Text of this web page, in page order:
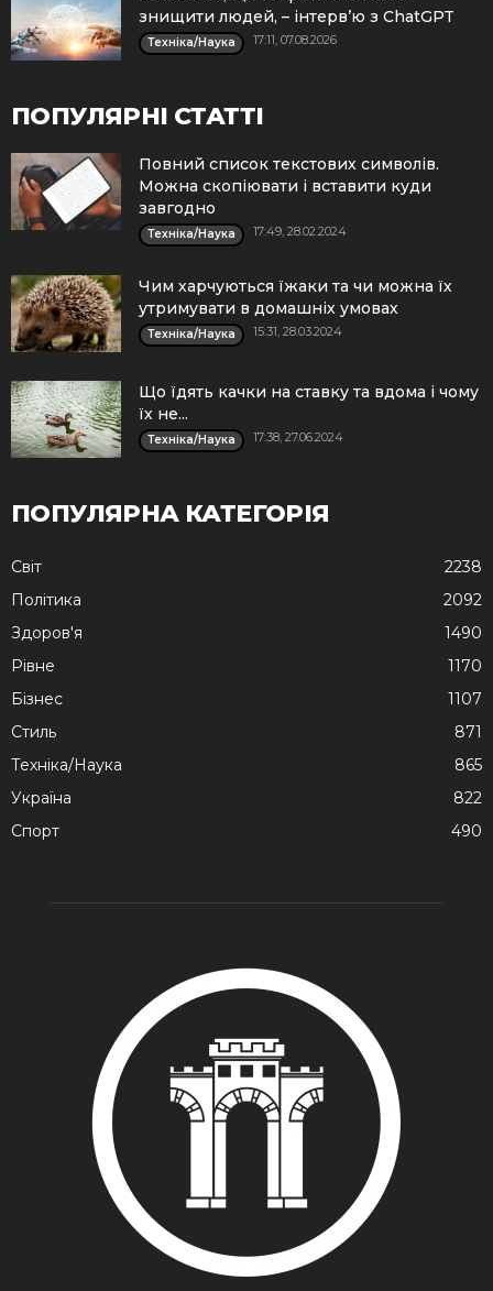
знищити людей, – інтерв’ю з ChatGPT
Техніка/Наука 17:11, 07.08.2026
ПОПУЛЯРНІ СТАТТІ
Повний список текстових символів.
Можна скопіювати і вставити куди
завгодно
Техніка/Наука 17:49, 28.02.2024
Чим харчуються їжаки та чи можна їх
утримувати в домашніх умовах
Техніка/Наука 15:31, 28.03.2024
Що їдять качки на ставку та вдома і чому
їх не...
Техніка/Наука 17:38, 27.06.2024
ПОПУЛЯРНА КАТЕГОРІЯ
Cвіт
2238
Політика
2092
Здоров'я
1490
Рівне
1170
Бізнес
1107
Стиль
871
Техніка/Наука
865
Україна
822
Спорт
490